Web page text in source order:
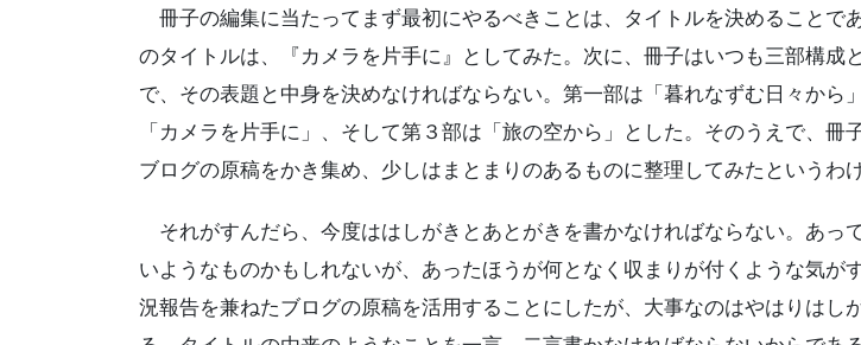
冊子の編集に当たってまず最初にやるべきことは、タイトルを決めることで
のタイトルは、『カメラを片手に』としてみた。次に、冊子はいつも三部構成
で、その表題と中身を決めなければならない。第一部は「暮れなずむ日々から
「カメラを片手に」、そして第３部は「旅の空から」とした。そのうえで、冊
ブログの原稿をかき集め、少しはまとまりのあるものに整理してみたというわ
それがすんだら、今度ははしがきとあとがきを書かなければならない。あっ
いようなものかもしれないが、あったほうが何となく収まりが付くような気が
況報告を兼ねたブログの原稿を活用することにしたが、大事なのはやはりはし